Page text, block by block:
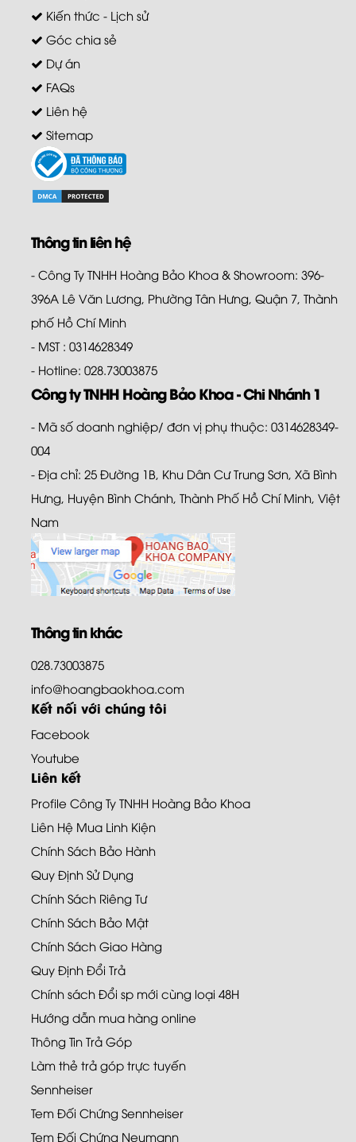
Kiến thức - Lịch sử
Góc chia sẻ
Dự án
FAQs
Liên hệ
Sitemap
Thông tin liên hệ
- Công Ty TNHH Hoàng Bảo Khoa & Showroom: 396-
396A Lê Văn Lương, Phường Tân Hưng, Quận 7, Thành
phố Hồ Chí Minh
- MST : 0314628349
- Hotline: 028.73003875
Công ty TNHH Hoàng Bảo Khoa - Chi Nhánh 1
- Mã số doanh nghiệp/ đơn vị phụ thuộc: 0314628349-
004
- Địa chỉ: 25 Đường 1B, Khu Dân Cư Trung Sơn, Xã Bình
Hưng, Huyện Bình Chánh, Thành Phố Hồ Chí Minh, Việt
Nam
Thông tin khác
028.73003875
info@hoangbaokhoa.com
Kết nối với chúng tôi
Facebook
Youtube
Liên kết
Profile Công Ty TNHH Hoàng Bảo Khoa
Liên Hệ Mua Linh Kiện
Chính Sách Bảo Hành
Quy Định Sử Dụng
Chính Sách Riêng Tư
Chính Sách Bảo Mật
Chính Sách Giao Hàng
Quy Định Đổi Trả
Chính sách Đổi sp mới cùng loại 48H
Hướng dẫn mua hàng online
Thông Tin Trả Góp
Làm thẻ trả góp trực tuyến
Sennheiser
Tem Đối Chứng Sennheiser
Tem Đối Chứng Neumann